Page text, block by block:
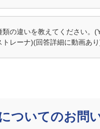
類の違いを教えてください。
トレーナ)(回答詳細に動画あ
ついてのお問